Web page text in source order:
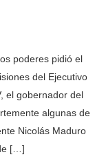
poderes pidió el
del Ejecutivo
el gobernador del
algunas de
Nicolás Maduro
[…]